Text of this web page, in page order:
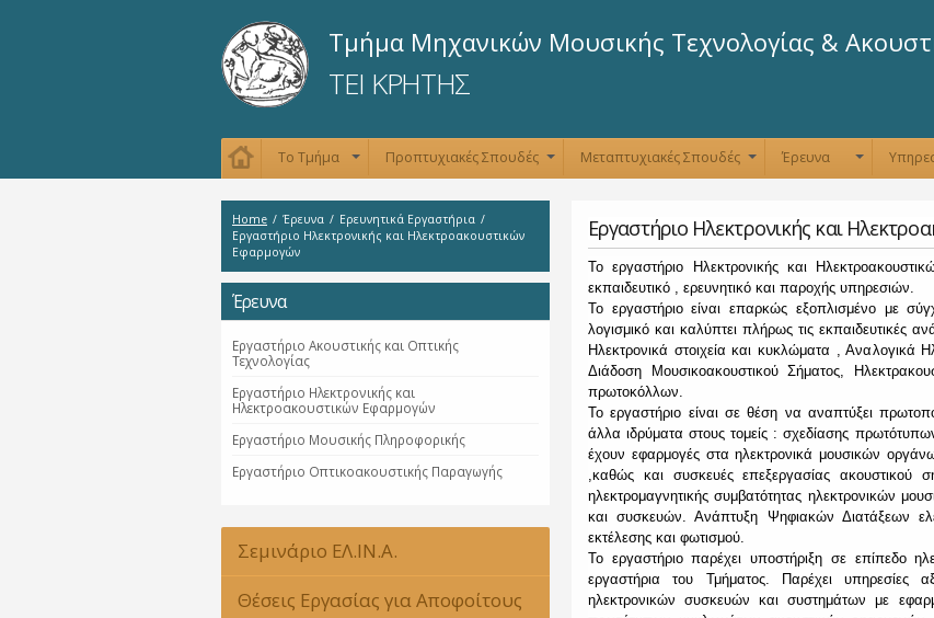
προς το
κυρίως
Τμήμα Μηχανικών Μουσικής Τεχνολογίας &
ΤΕΙ ΚΡΗΤΗΣ
Το Τμήμα Προπτυχιακές Σπουδές Μεταπτυχιακές Σπουδές Έρευνα
Home / Έρευνα / Ερευνητικά Εργαστήρια /
Εργαστήριο Ηλεκτρονικής και Ηλεκτροακουστικών
Εφαρμογών
Έρευνα
Εργαστήριο Ακουστικής και Οπτικής
Τεχνολογίας
Εργαστήριο Ηλεκτρονικής και
Ηλεκτροακουστικών Εφαρμογών
Εργαστήριο Μουσικής Πληροφορικής
Εργαστήριο Οπτικοακουστικής Παραγωγής
Σεμινάριο ΕΛ.ΙΝ.Α.
Θέσεις Εργασίας για Αποφοίτους
Εργαστήριο Ηλεκτρονικής και
Το εργαστήριο Ηλεκτρονικής και
εκπαιδευτικό , ερευνητικό και παροχής υπηρεσιών.
Το εργαστήριο είναι επαρκώς εξοπλισμένο με
λογισμικό και καλύπτει πλήρως τις εκπαιδευτικές
Ηλεκτρονικά στοιχεία και κυκλώματα , Αναλογικά
Διάδοση Μουσικοακουστικού Σήματος,
πρωτοκόλλων.
Το εργαστήριο είναι σε θέση να αναπτύξει
άλλα ιδρύματα στους τομείς : σχεδίασης
έχουν εφαρμογές στα ηλεκτρονικά μουσικών
,καθώς και συσκευές επεξεργασίας ακουστικού
ηλεκτρομαγνητικής συμβατότητας ηλεκτρονικών
και συσκευών. Ανάπτυξη Ψηφιακών Διατάξεων
εκτέλεσης και φωτισμού.
Το εργαστήριο παρέχει υποστήριξη σε επίπεδο
εργαστήρια του Τμήματος. Παρέχει υπηρεσίες
ηλεκτρονικών συσκευών και συστημάτων με